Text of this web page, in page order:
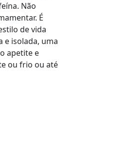
Não
É
de vida
isolada, uma
apetite e
ou frio ou até